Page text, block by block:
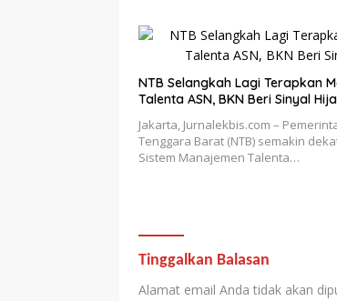
NTB Selangkah Lagi Terapkan
Talenta ASN, BKN Beri Sinyal
Jakarta, Jurnalekbis.com –
Tenggara Barat (NTB) semakin
Sistem Manajemen Talenta…
Tinggalkan Balasan
Alamat email Anda tidak akan